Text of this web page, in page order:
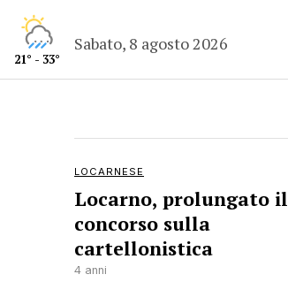
21° - 33°
Sabato, 8 agosto 2026
LOCARNESE
Locarno, prolungato il
concorso sulla
cartellonistica
4 anni